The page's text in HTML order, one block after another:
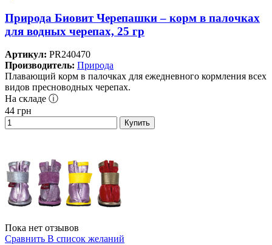
Природа Биовит Черепашки – корм в палочках
для водных черепах, 25 гр
Артикул: PR240470
Производитель: Природа
Плавающий корм в палочках для ежедневного кормления всех
видов пресноводных черепах.
На складе ⓘ
44 грн
Купить
Пока нет отзывов
Сравнить В список желаний